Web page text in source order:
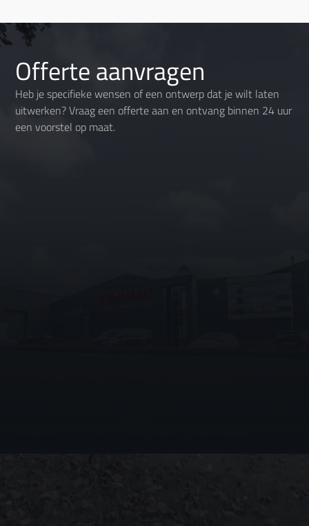
Offerte aanvragen
Heb je specifieke wensen of een ontwerp dat je wilt laten
uitwerken? Vraag een offerte aan en ontvang binnen 24 uur
een voorstel op maat.